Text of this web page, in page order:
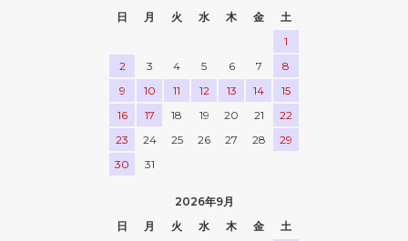
日
月 火 水 木 金
土
1
2
3 4 5 6 7
8
9
10 11 12 13 14
15
16
17 18 19 20 21
22
23
24 25 26 27 28
29
30
31
2026年9月
日
月 火 水 木 金
土